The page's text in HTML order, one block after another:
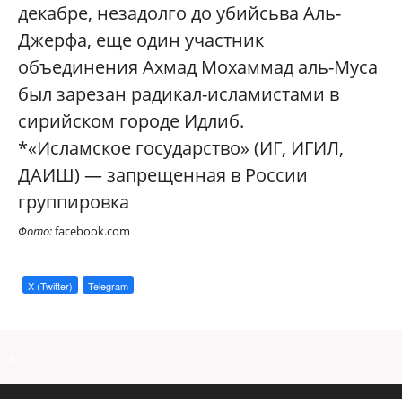
декабре, незадолго до убийсьва Аль-
Джерфа, еще один участник
объединения Ахмад Мохаммад аль-Муса
был зарезан радикал-исламистами в
сирийском городе Идлиб.
*«Исламское государство» (ИГ, ИГИЛ,
ДАИШ) —запрещенная в России
группировка
Фото:facebook.com
X (Twitter) Telegram